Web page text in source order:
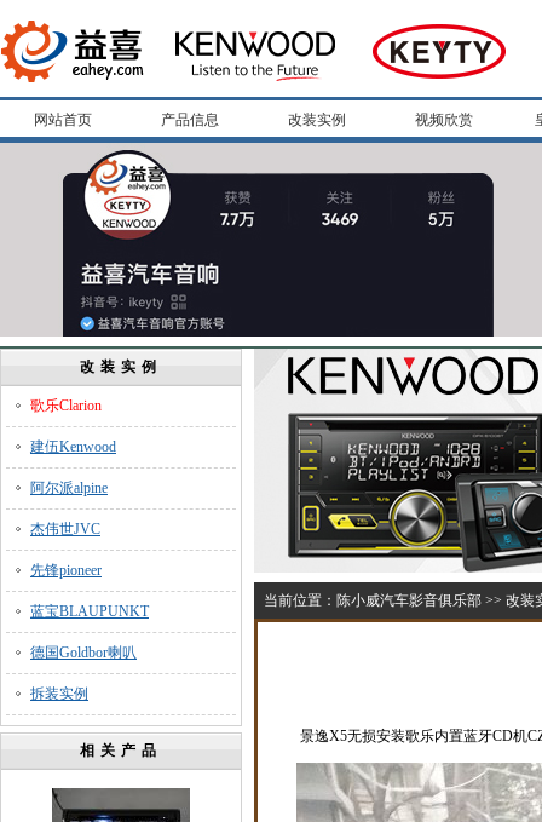
网站首页 产品信息 改装实例 视频欣赏
改装实例
歌乐Clarion
建伍Kenwood
阿尔派alpine
杰伟世JVC
先锋pioneer
蓝宝BLAUPUNKT
德国Goldbor喇叭
拆装实例
相关产品
当前位置： 陈小威汽车影音俱乐部 >> 改装
景逸X5无损安装歌乐内置蓝牙CD机